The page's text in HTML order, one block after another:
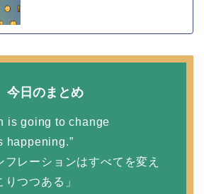
今日のまとめ
is going to change
happening.”
フレーションはすべてを変え
つつある」